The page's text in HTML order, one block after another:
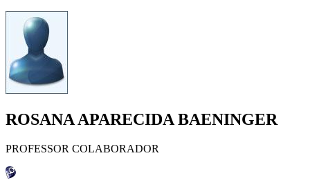
ROSANA APARECIDA BAENINGER
PROFESSOR COLABORADOR